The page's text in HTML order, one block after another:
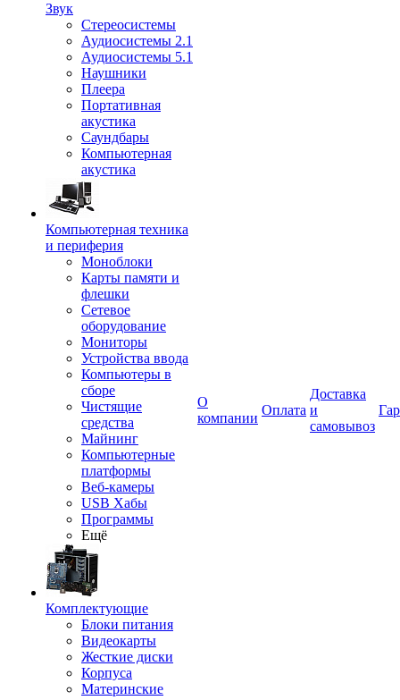
Звук
Стереосистемы
Аудиосистемы 2.1
Аудиосистемы 5.1
Наушники
Плеера
Портативная
акустика
Саундбары
Компьютерная
акустика
Компьютерная техника
и периферия
Моноблоки
Карты памяти и
флешки
Сетевое
оборудование
Мониторы
Устройства ввода
Компьютеры в
сборе
Чистящие
средства
Майнинг
Компьютерные
платформы
Веб-камеры
USB Хабы
Программы
Ещё
Комплектующие
Блоки питания
Видеокарты
Жесткие диски
Корпуса
Материнские
О
компании
Оплата
Доставка
и
самовывоз